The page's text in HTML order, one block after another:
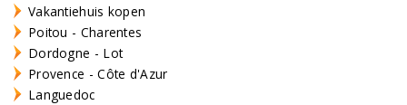
Vakantiehuis kopen
Poitou - Charentes
Dordogne - Lot
Provence - Côte d'Azur
Languedoc